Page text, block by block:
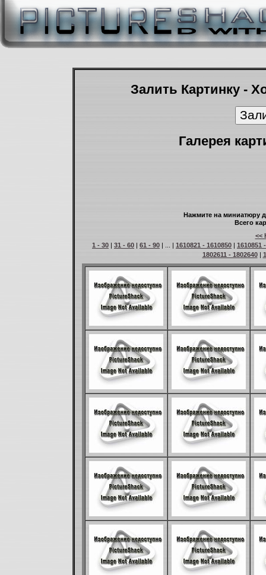
Залить Картинку -
Галерея
Нажмите на миниатюру
Всего
<<
1 - 30 | 31 - 60 | 61 - 90 | ... | 1610821 - 1610850 | 1610851
1802611 - 1802640|